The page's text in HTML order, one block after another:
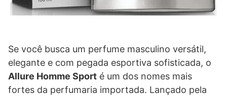
Se você busca um perfume masculino versátil,
elegante e com pegada esportiva sofisticada, o
Allure Homme Sport é um dos nomes mais
fortes da perfumaria importada. Lançado pela